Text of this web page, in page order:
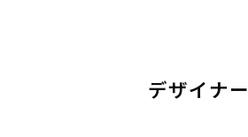
デザイナー